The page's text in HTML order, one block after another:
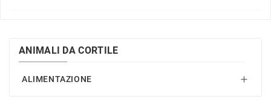
ANIMALI DA CORTILE
ALIMENTAZIONE 